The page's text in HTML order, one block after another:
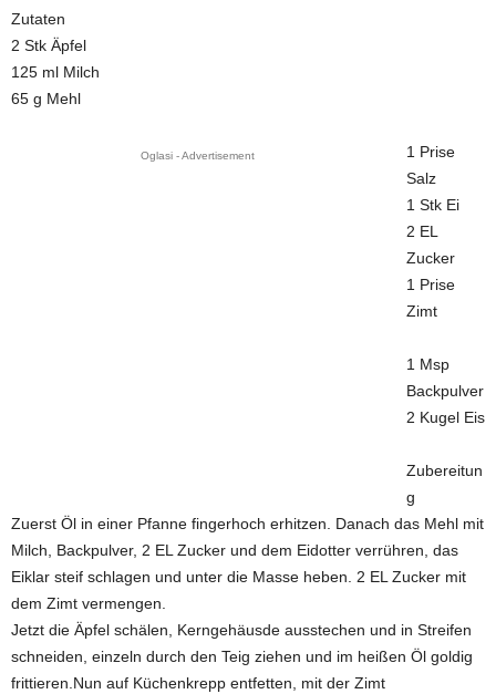
Zutaten
2 Stk Äpfel
125 ml Milch
65 g Mehl
Oglasi - Advertisement
1 Prise
Salz
1 Stk Ei
2 EL
Zucker
1 Prise
Zimt
1 Msp
Backpulver
2 Kugel Eis
Zubereitun
g
Zuerst Öl in einer Pfanne fingerhoch erhitzen. Danach das Mehl mit
Milch, Backpulver, 2 EL Zucker und dem Eidotter verrühren, das
Eiklar steif schlagen und unter die Masse heben. 2 EL Zucker mit
dem Zimt vermengen.
Jetzt die Äpfel schälen, Kerngehäusde ausstechen und in Streifen
schneiden, einzeln durch den Teig ziehen und im heißen Öl goldig
frittieren.Nun auf Küchenkrepp entfetten, mit der Zimt